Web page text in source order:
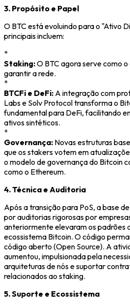
3. Propósito e Papel
O BTC está evoluindo para o "Ativo
principais incluem:
*
Staking:O BTC agora serve como
garantir a rede.
*
BTCFi e DeFi: A integração com
Labs e Solv Protocol transforma o
fundamental para DeFi, facilitando
ativos sintéticos.
*
Governança: Novas estruturas
que os stakers votem em
o modelo de governança do Bitcoin
como o Ethereum.
4. Técnica e Auditoria
Após a transição para PoS, a base
por auditorias rigorosas por
anteriormente elevaram os padrões
ecossistema Bitcoin. O código
código aberto (Open Source). A
aumentou, impulsionada pela
arquiteturas de nós e suportar
relacionados ao staking.
5. Suporte e Ecossistema